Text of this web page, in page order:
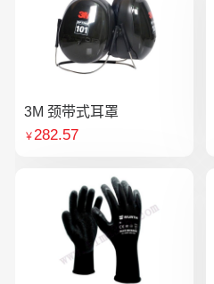
3M 颈带式耳罩
￥282.57